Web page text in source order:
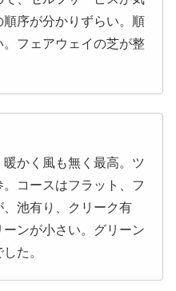
序が分かりずらい。順
フェアウェイの芝が整
かく風も無く最高。ツ
コースはフラット、フ
、池有り、クリーク有
ーンが小さい。グリーン
た。